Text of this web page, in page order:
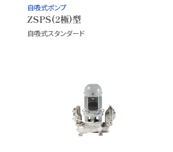
自吸式ポンプ
ZSPS(2極)型
自吸式スタンダード